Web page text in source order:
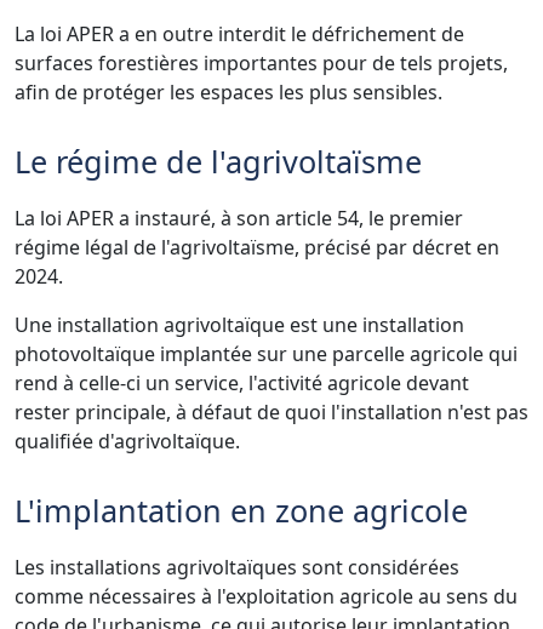
La loi APER a en outre interdit le défrichement de
surfaces forestières importantes pour de tels projets,
afin de protéger les espaces les plus sensibles.
Le régime de l'agrivoltaïsme
La loi APER a instauré, à son article 54, le premier
régime légal de l'agrivoltaïsme, précisé par décret en
2024.
Une installation agrivoltaïque est une installation
photovoltaïque implantée sur une parcelle agricole qui
rend à celle-ci un service, l'activité agricole devant
rester principale, à défaut de quoi l'installation n'est pas
qualifiée d'agrivoltaïque.
L'implantation en zone agricole
Les installations agrivoltaïques sont considérées
comme nécessaires à l'exploitation agricole au sens du